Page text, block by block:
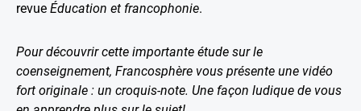
revue Éducation et francophonie.
Pour découvrir cette importante étude sur le
coenseignement, Francosphère vous présente une vidéo
fort originale : un croquis-note. Une façon ludique de vous